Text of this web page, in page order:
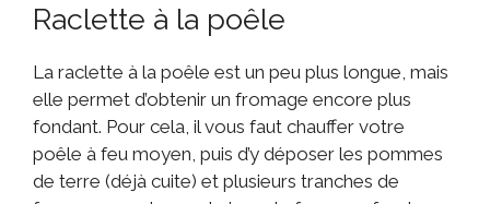
Raclette à la poêle
La raclette à la poêle est un peu plus longue, mais
elle permet d’obtenir un fromage encore plus
fondant. Pour cela, il vous faut chauffer votre
poêle à feu moyen, puis d’y déposer les pommes
de terre (déjà cuite) et plusieurs tranches de